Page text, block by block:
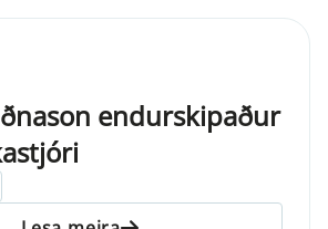
endurskipaður